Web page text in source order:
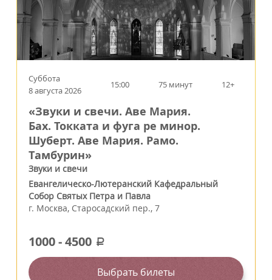
Суббота
8 августа 2026
15:00 75 минут 12+
«Звуки и свечи. Аве Мария.
Бах. Токката и фуга ре минор.
Шуберт. Аве Мария. Рамо.
Тамбурин»
Звуки и свечи
Евангелическо-Лютеранский Кафедральный
Собор Святых Петра и Павла
г. Москва, Старосадский пер., 7
1000-4500 a
Выбрать билеты